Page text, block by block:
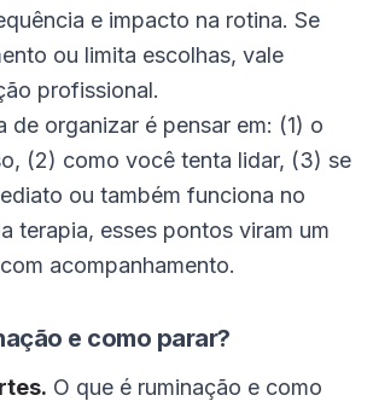
e impacto na rotina. Se
ou limita escolhas, vale
profissional.
de organizar é pensar em: (1) o
(2) como você tenta lidar, (3) se
ou também funciona no
terapia, esses pontos viram um
acompanhamento.
e como parar?
O que é ruminação e como